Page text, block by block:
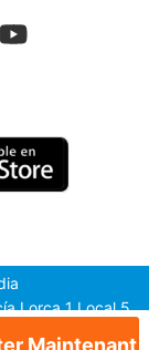
Maintenant
Lorca 1 Local 5,